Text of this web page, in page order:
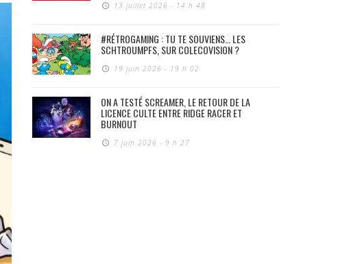
13 juillet 2026 - 14 h 48
#RÉTROGAMING : TU TE SOUVIENS… LES
SCHTROUMPFS, SUR COLECOVISION ?
19 juin 2026 - 19 h 02
ON A TESTÉ SCREAMER, LE RETOUR DE LA
LICENCE CULTE ENTRE RIDGE RACER ET
BURNOUT
7 juin 2026 - 9 h 27